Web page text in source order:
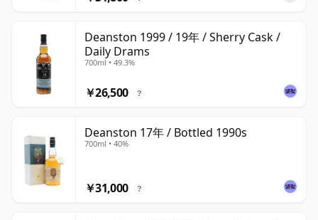
Deanston 1999 / 19年 / Sherry Cask /
Daily Drams
700ml • 49.3%
￥26,500 ?
Deanston 17年 / Bottled 1990s
700ml • 40%
￥31,000 ?